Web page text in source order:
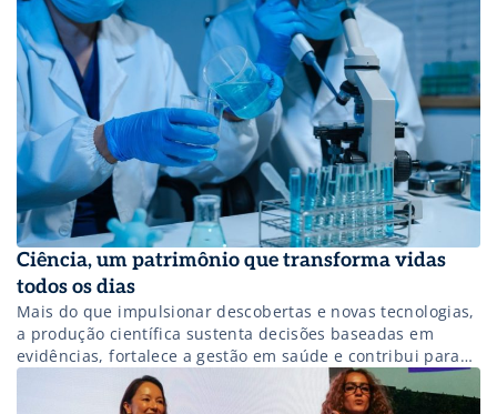
Ciência, um patrimônio que transforma vidas
todos os dias
Mais do que impulsionar descobertas e novas tecnologias,
a produção científica sustenta decisões baseadas em
evidências, fortalece a gestão em saúde e contribui para
um cuidado mais eficiente, seguro e sustentável.